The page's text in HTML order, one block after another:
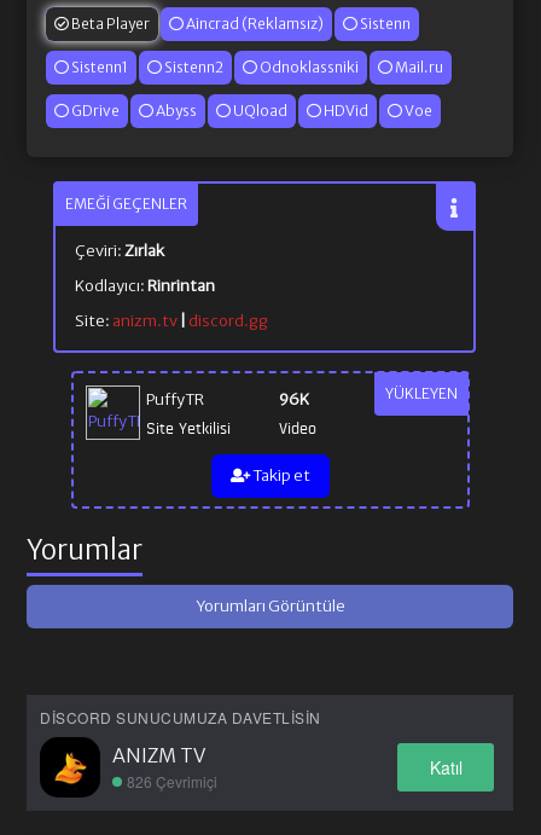
Beta Player Aincrad (Reklamsız) Sistenn
Sistenn1 Sistenn2 Odnoklassniki Mail.ru
GDrive Abyss UQload HDVid Voe
YÜKLEYEN
PuffyTR
Site Yetkilisi
96K
Video
Takip et
EMEĞI GEÇENLER
Çeviri:Zırlak
Kodlayıcı:Rinrintan
Site: anizm.tv| discord.gg
Yorumlar
Yorumları Görüntüle
DISCORD SUNUCUMUZA DAVETLISIN
ANIZM TV
826 Çevrimiçi
Katıl